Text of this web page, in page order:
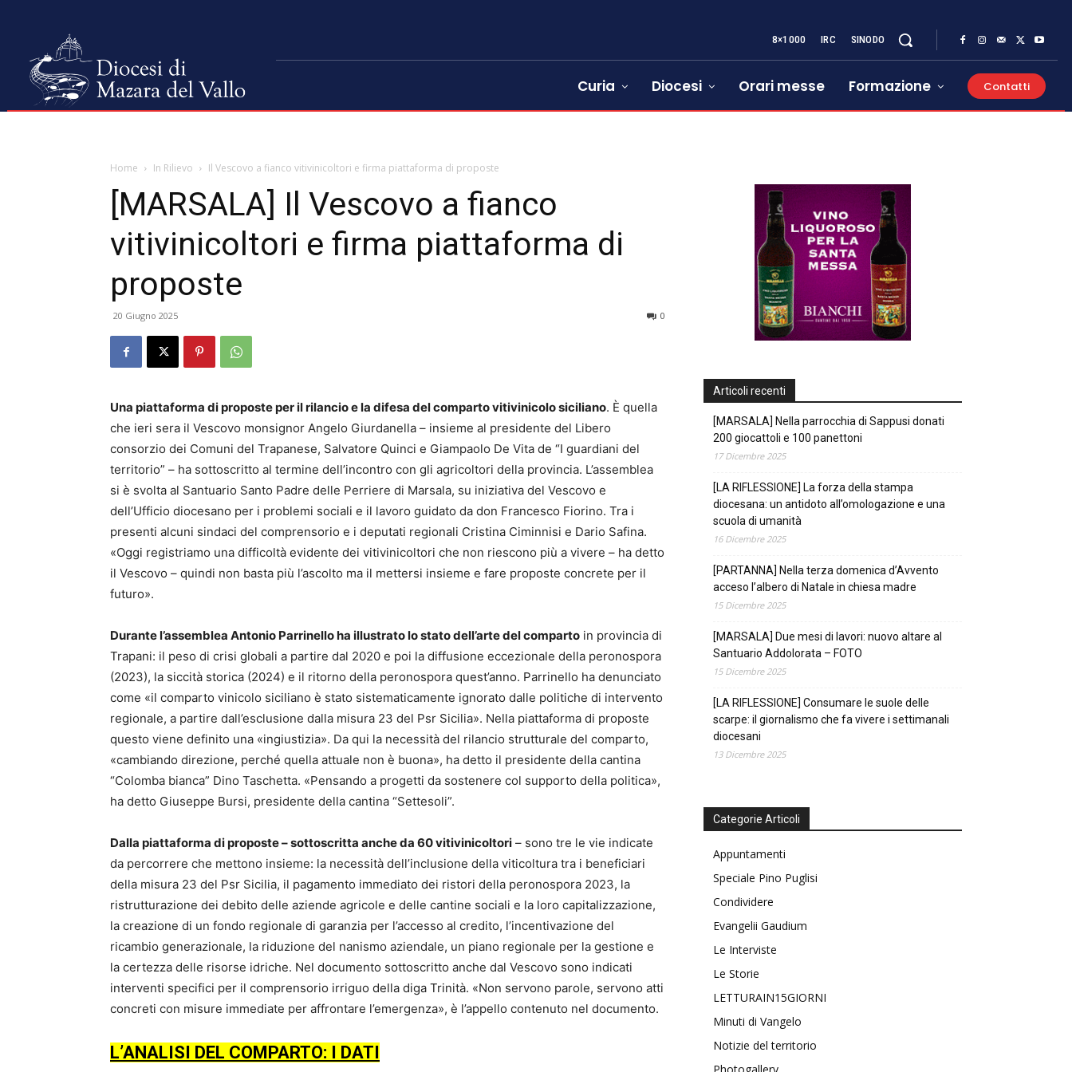
8×1000 IRC SINODO
Curia Diocesi Orari messe Formazione Contatti
Home In Rilievo Il Vescovo a fianco vitivinicoltori e firma piattaforma di proposte
[MARSALA] Il Vescovo a fianco
vitivinicoltori e firma piattaforma di
proposte
20 Giugno 2025 0
Una piattaforma di proposte per il rilancio e la difesa del comparto vitivinicolo siciliano. È quella
che ieri sera il Vescovo monsignor Angelo Giurdanella – insieme al presidente del Libero
consorzio dei Comuni del Trapanese, Salvatore Quinci e Giampaolo De Vita de “I guardiani del
territorio” – ha sottoscritto al termine dell’incontro con gli agricoltori della provincia. L’assemblea
si è svolta al Santuario Santo Padre delle Perriere di Marsala, su iniziativa del Vescovo e
dell’Ufficio diocesano per i problemi sociali e il lavoro guidato da don Francesco Fiorino. Tra i
presenti alcuni sindaci del comprensorio e i deputati regionali Cristina Ciminnisi e Dario Safina.
«Oggi registriamo una difficoltà evidente dei vitivinicoltori che non riescono più a vivere – ha detto
il Vescovo – quindi non basta più l’ascolto ma il mettersi insieme e fare proposte concrete per il
futuro».
Durante l’assemblea Antonio Parrinello ha illustrato lo stato dell’arte del comparto in provincia di
Trapani: il peso di crisi globali a partire dal 2020 e poi la diffusione eccezionale della peronospora
(2023), la siccità storica (2024) e il ritorno della peronospora quest’anno. Parrinello ha denunciato
come «il comparto vinicolo siciliano è stato sistematicamente ignorato dalle politiche di intervento
regionale, a partire dall’esclusione dalla misura 23 del Psr Sicilia». Nella piattaforma di proposte
questo viene definito una «ingiustizia». Da qui la necessità del rilancio strutturale del comparto,
«cambiando direzione, perché quella attuale non è buona», ha detto il presidente della cantina
“Colomba bianca” Dino Taschetta. «Pensando a progetti da sostenere col supporto della politica»,
ha detto Giuseppe Bursi, presidente della cantina “Settesoli”.
Dalla piattaforma di proposte – sottoscritta anche da 60 vitivinicoltori – sono tre le vie indicate
da percorrere che mettono insieme: la necessità dell’inclusione della viticoltura tra i beneficiari
della misura 23 del Psr Sicilia, il pagamento immediato dei ristori della peronospora 2023, la
ristrutturazione dei debito delle aziende agricole e delle cantine sociali e la loro capitalizzazione,
la creazione di un fondo regionale di garanzia per l’accesso al credito, l’incentivazione del
ricambio generazionale, la riduzione del nanismo aziendale, un piano regionale per la gestione e
la certezza delle risorse idriche. Nel documento sottoscritto anche dal Vescovo sono indicati
interventi specifici per il comprensorio irriguo della diga Trinità. «Non servono parole, servono atti
concreti con misure immediate per affrontare l’emergenza», è l’appello contenuto nel documento.
L’ANALISI DEL COMPARTO: I DATI
Articoli recenti
[MARSALA] Nella parrocchia di Sappusi donati
200 giocattoli e 100 panettoni
17 Dicembre 2025
[LA RIFLESSIONE] La forza della stampa
diocesana: un antidoto all’omologazione e una
scuola di umanità
16 Dicembre 2025
[PARTANNA] Nella terza domenica d’Avvento
acceso l’albero di Natale in chiesa madre
15 Dicembre 2025
[MARSALA] Due mesi di lavori: nuovo altare al
Santuario Addolorata – FOTO
15 Dicembre 2025
[LA RIFLESSIONE] Consumare le suole delle
scarpe: il giornalismo che fa vivere i settimanali
diocesani
13 Dicembre 2025
Categorie Articoli
Appuntamenti
Speciale Pino Puglisi
Condividere
Evangelii Gaudium
Le Interviste
Le Storie
LETTURAIN15GIORNI
Minuti di Vangelo
Notizie del territorio